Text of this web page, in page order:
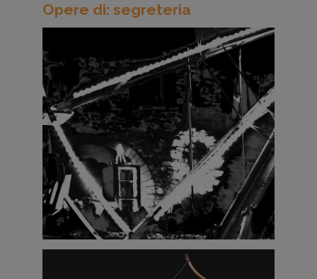
Opere di: segreteria